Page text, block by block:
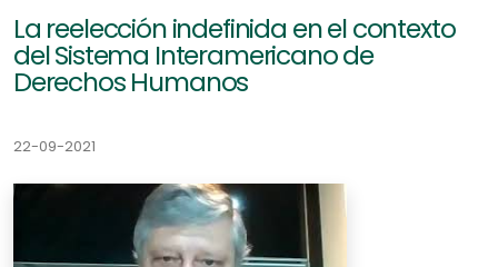
La reelección indefinida en el contexto
del Sistema Interamericano de
Derechos Humanos
22-09-2021